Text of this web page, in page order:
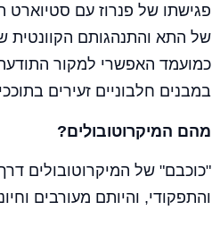
של התא והתנהגותם הקוונטית
כמועמד האפשרי למקור
במבנים חלבוניים זעירים
מהם המיקרוטובולים?
"כוכבם" של המיקרוטובולים
והתפקודי, והיותם מעורבים